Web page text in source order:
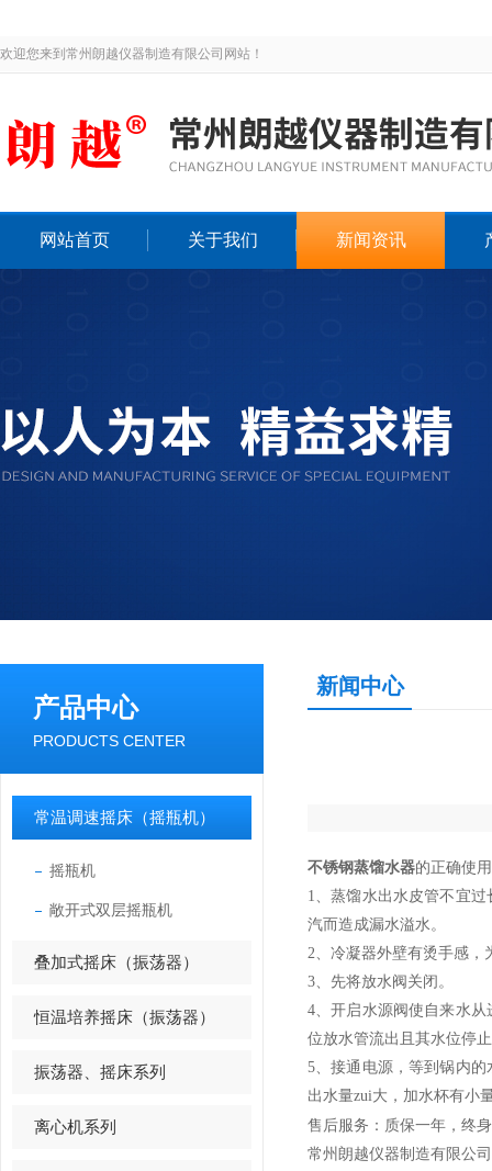
欢迎您来到常州朗越仪器制造有限公司网站！
网站首页 关于我们 新闻资讯
产品中心
PRODUCTS CENTER
常温调速摇床（摇瓶机）
摇瓶机
敞开式双层摇瓶机
叠加式摇床（振荡器）
恒温培养摇床（振荡器）
振荡器、摇床系列
离心机系列
新闻中心
不锈钢蒸馏水器的正确使
1、蒸馏水出水皮管不宜
汽而造成漏水溢水。
2、冷凝器外壁有烫手感，
3、先将放水阀关闭。
4、开启水源阀使自来水
位放水管流出且其水位停
5、接通电源，等到锅内
出水量zui大，加水杯有小
售后服务：质保一年，终
常州朗越仪器制造有限公